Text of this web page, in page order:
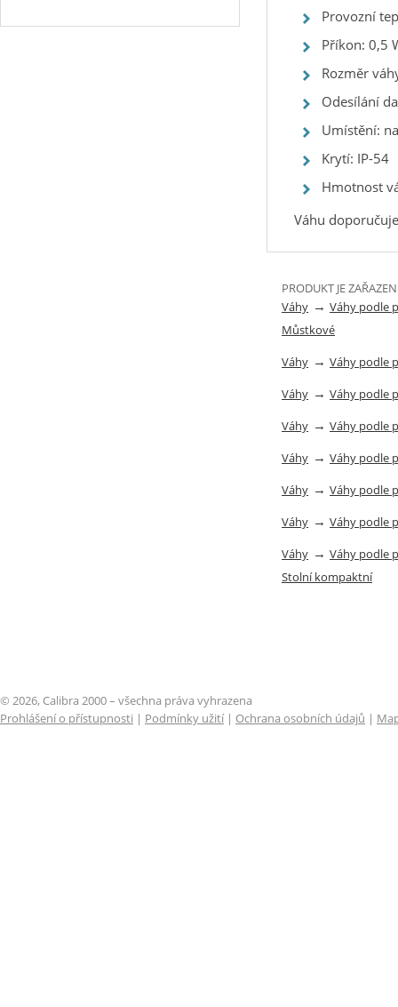
Provozní
Příkon: 0,5
Rozměr
Odesílání
Umístění:
Krytí: IP-54
Hmotnost
Váhu
PRODUKT JE
Váhy → Váhy podle
Můstkové
Váhy → Váhy podle
Váhy → Váhy podle
Váhy → Váhy podle
Váhy → Váhy podle
Váhy → Váhy podle
Váhy → Váhy podle
Váhy → Váhy podle
Stolní kompaktní
© 2026, Calibra 2000 – všechna práva vyhrazena
Prohlášení o přístupnosti | Podmínky užití| Ochrana osobních údajů |